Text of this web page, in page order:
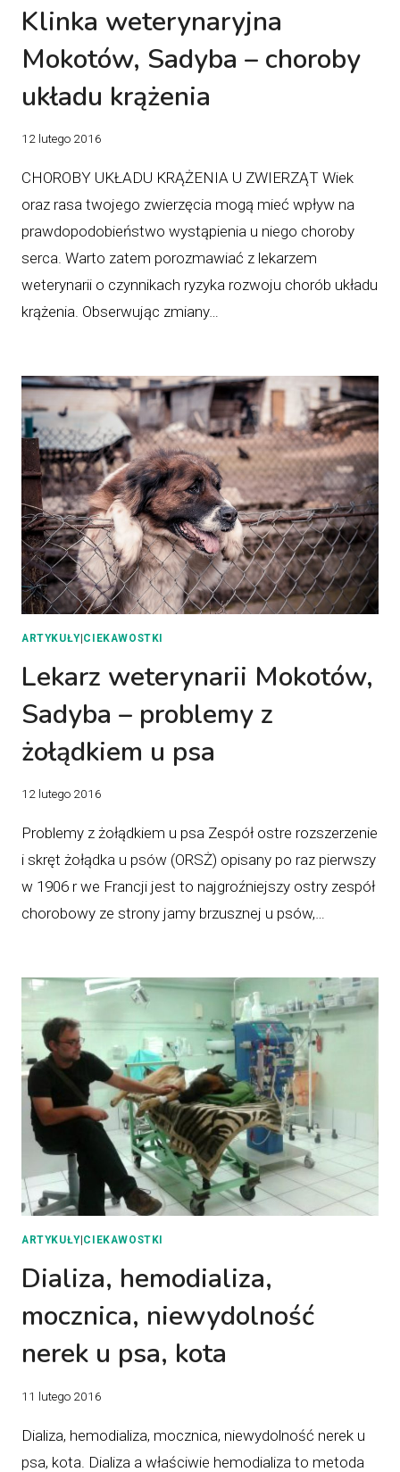
Klinka weterynaryjna
Mokotów, Sadyba – choroby
układu krążenia
12 lutego 2016
CHOROBY UKŁADU KRĄŻENIA U ZWIERZĄT Wiek
oraz rasa twojego zwierzęcia mogą mieć wpływ na
prawdopodobieństwo wystąpienia u niego choroby
serca. Warto zatem porozmawiać z lekarzem
weterynarii o czynnikach ryzyka rozwoju chorób układu
krążenia. Obserwując zmiany…
ARTYKUŁY| CIEKAWOSTKI
Lekarz weterynarii Mokotów,
Sadyba – problemy z
żołądkiem u psa
12 lutego 2016
Problemy z żołądkiem u psa Zespół ostre rozszerzenie
i skręt żołądka u psów (ORSŻ) opisany po raz pierwszy
w 1906 r we Francji jest to najgroźniejszy ostry zespół
chorobowy ze strony jamy brzusznej u psów,…
ARTYKUŁY| CIEKAWOSTKI
Dializa, hemodializa,
mocznica, niewydolność
nerek u psa, kota
11 lutego 2016
Dializa, hemodializa, mocznica, niewydolność nerek u
psa, kota. Dializa a właściwie hemodializa to metoda